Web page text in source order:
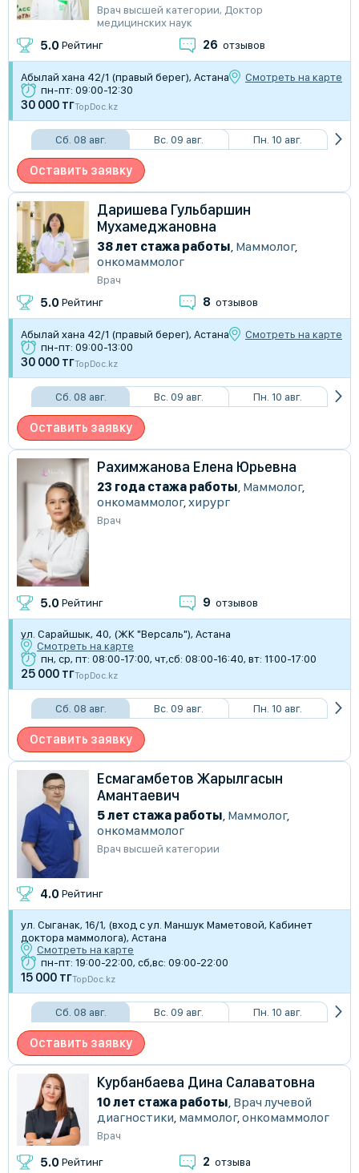
Врач высшей категории, Доктор
медицинских наук
5.0 Рейтинг 26 отзывов
Абылай хана 42/1 (правый берег), Астана
Смотреть на карте
пн-пт: 09:00-12:30
30 000 тгTopDoc.kz
Сб. 08 авг. Вс. 09 авг. Пн. 10 авг.
Оставить заявку
Даришева Гульбаршин
Мухамеджановна
38 лет стажа работы, Маммолог,
онкомаммолог
Врач
5.0 Рейтинг 8 отзывов
Абылай хана 42/1 (правый берег), Астана
Смотреть на карте
пн-пт: 09:00-13:00
30 000 тгTopDoc.kz
Сб. 08 авг. Вс. 09 авг. Пн. 10 авг.
Оставить заявку
Рахимжанова Елена Юрьевна
23 года стажа работы, Маммолог,
онкомаммолог,хирург
Врач
5.0 Рейтинг 9 отзывов
ул. Сарайшык, 40, (ЖК "Версаль"), Астана
Смотреть на карте
пн, ср, пт: 08:00-17:00, чт,сб: 08:00-16:40, вт: 11:00-17:00
25 000 тгTopDoc.kz
Сб. 08 авг. Вс. 09 авг. Пн. 10 авг.
Оставить заявку
Есмагамбетов Жарылгасын
Амантаевич
5 лет стажа работы, Маммолог,
онкомаммолог
Врач высшей категории
4.0 Рейтинг
ул. Сыганак, 16/1, (вход с ул. Маншук Маметовой, Кабинет
доктора маммолога), Астана
Смотреть на карте
пн-пт: 19:00-22:00, сб,вс: 09:00-22:00
15 000 тгTopDoc.kz
Сб. 08 авг. Вс. 09 авг. Пн. 10 авг.
Оставить заявку
Курбанбаева Дина Салаватовна
10 лет стажа работы, Врач лучевой
диагностики, маммолог,онкомаммолог
Врач
5.0 Рейтинг 2 отзыва